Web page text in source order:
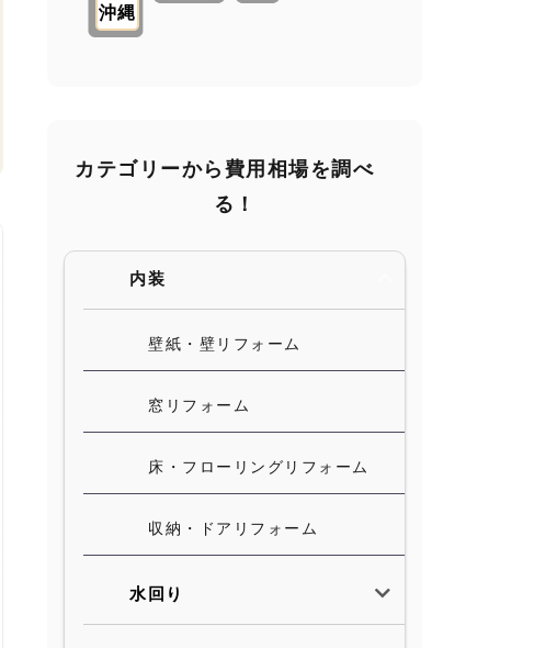
沖縄
カテゴリーから費用相場を調べ
る！
内装
壁紙・壁リフォーム
窓リフォーム
床・フローリングリフォーム
収納・ドアリフォーム
水回り